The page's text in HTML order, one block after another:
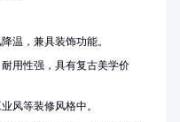
温，兼具装饰功能。
用性强，具有复古美学价
风等装修风格中。